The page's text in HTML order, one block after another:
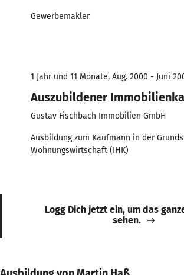
Gewerbemakler
1 Jahr und 11 Monate, Aug. 2000 - Juni
Auszubildener
Gustav Fischbach Immobilien GmbH
Ausbildung zum Kaufmann in der
Wohnungswirtschaft (IHK)
Logg Dich jetzt ein, um das
sehen.